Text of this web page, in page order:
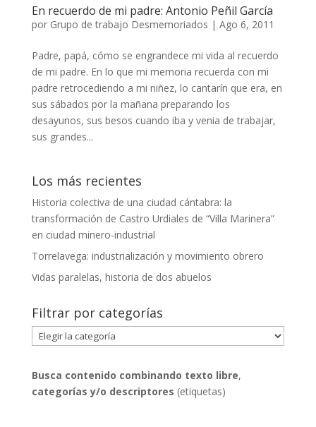
En recuerdo de mi padre: Antonio Peñil García
por Grupo de trabajo Desmemoriados | Ago 6, 2011
Padre, papá, cómo se engrandece mi vida al recuerdo
de mi padre. En lo que mi memoria recuerda con mi
padre retrocediendo a mi niñez, lo cantarín que era, en
sus sábados por la mañana preparando los
desayunos, sus besos cuando iba y venia de trabajar,
sus grandes...
Los más recientes
Historia colectiva de una ciudad cántabra: la
transformación de Castro Urdiales de “Villa Marinera”
en ciudad minero-industrial
Torrelavega: industrialización y movimiento obrero
Vidas paralelas, historia de dos abuelos
Filtrar por categorías
Filtrar
por
Busca contenido combinando texto libre,
categorías y/o descriptores (etiquetas)